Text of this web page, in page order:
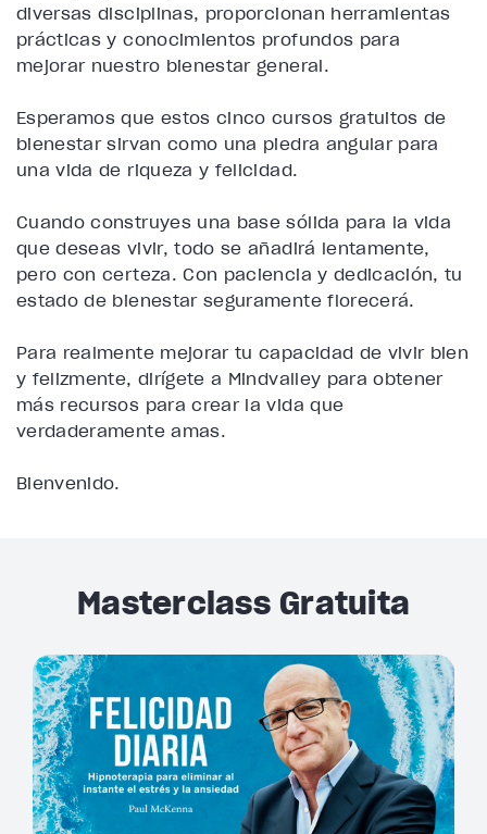
diversas disciplinas, proporcionan herramientas
prácticas y conocimientos profundos para
mejorar nuestro bienestar general.
Esperamos que estos cinco cursos gratuitos de
bienestar sirvan como una piedra angular para
una vida de riqueza y felicidad.
Cuando construyes una base sólida para la vida
que deseas vivir, todo se añadirá lentamente,
pero con certeza. Con paciencia y dedicación, tu
estado de bienestar seguramente florecerá.
Para realmente mejorar tu capacidad de vivir bien
y felizmente, dirígete a Mindvalley para obtener
más recursos para crear la vida que
verdaderamente amas.
Bienvenido.
Masterclass Gratuita